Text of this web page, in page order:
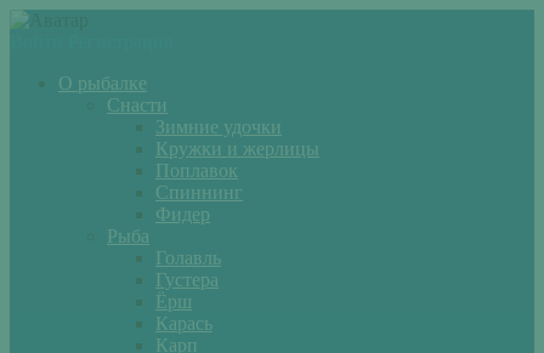
О рыбалке
Снасти
Зимние удочки
Кружки и жерлицы
Поплавок
Спиннинг
Фидер
Рыба
Голавль
Густера
Ёрш
Карась
Карп